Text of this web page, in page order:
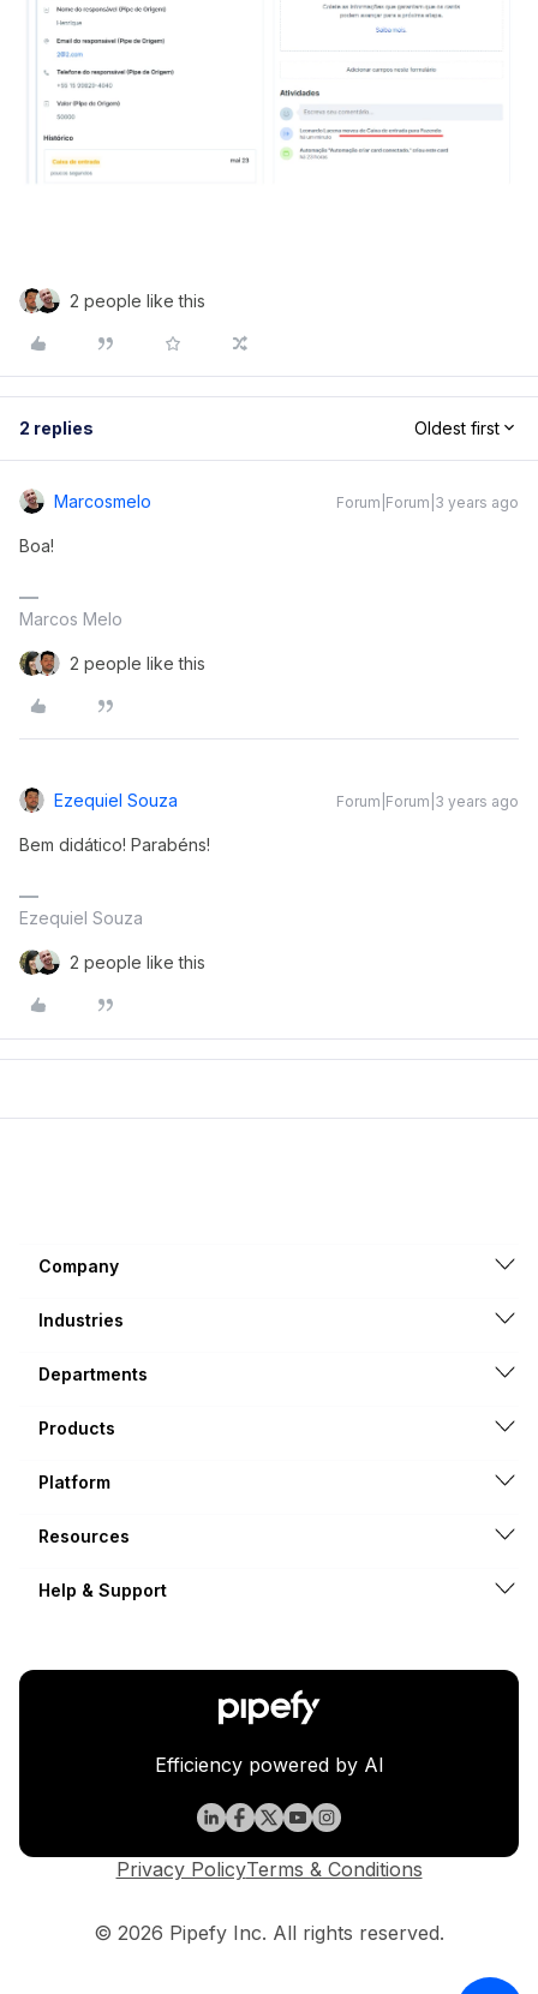
2 people like this
2 replies Oldest first
Marcosmelo Forum|Forum|3 years ago
Boa!
Marcos Melo
2 people like this
Ezequiel Souza Forum|Forum|3 years ago
Bem didático! Parabéns!
Ezequiel Souza
2 people like this
Company
Industries
Departments
Products
Platform
Resources
Help & Support
Efficiency powered by AI
© 2026 Pipefy Inc. All rights reserved.
Privacy PolicyTerms & Conditions